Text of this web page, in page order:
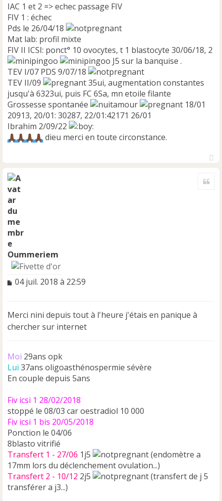
IAC 1 et 2 => echec passage FIV
FIV 1 : échec
Pds le 26/04/18
Mat lab: profil mixte
FIV II ICSI: ponct° 10 ovocytes, t 1 blastocyte 30/06/18, 2
J5 sur la banquise .
TEV I/07 PDS 9/07/18
TEV II/09
35ui, augmentation constantes
jusqu'à 6323ui, puis FC 6Sa, mn etoile filante
Grossesse spontanée
18/01
20913, 20/01: 30287, 22/01:42171 26/01
Ibrahim 2/09/22
dieu merci en toute circonstance.
Oummeriem
M
s
a
g
o
n
l
u
04 juil. 2018 à 22:59
Merci nini depuis tout à l'heure j'étais en panique à
chercher sur internet
Moi 29ans opk
Lui 37ans oligoasthénospermie sévère
En couple depuis 5ans
Fiv icsi 1 28/02/2018
stoppé le 08/03 car oestradiol 10 000
Fiv icsi 1 bis 20/05/2018
Ponction le 04/06
8blasto vitrifié
Transfert 1 - 27/06 1j5
(endomètre a
17mm lors du déclenchement ovulation...)
Transfert 2 - 10/12 2j5
(transfert de j 5
transférer a j3...)